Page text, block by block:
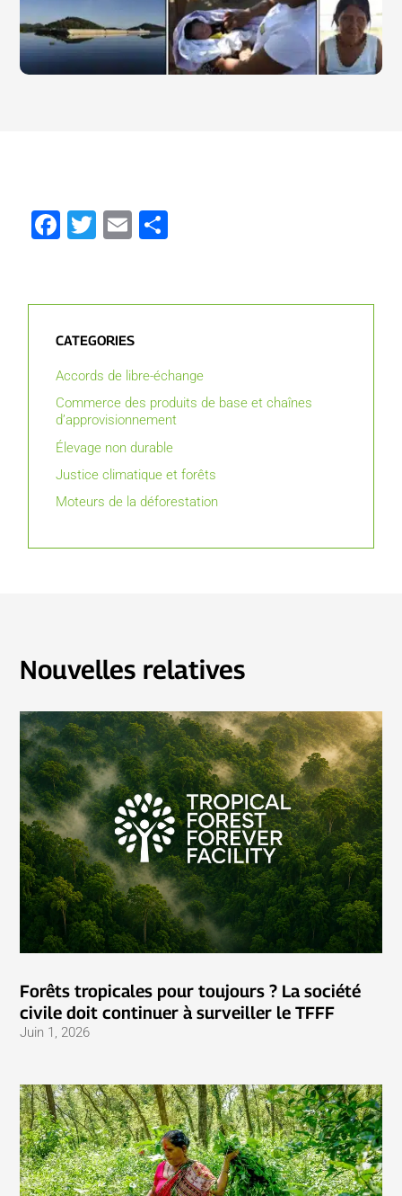
Facebook
Twitter
Email
CATEGORIES
Accords de libre-échange
Commerce des produits de base et chaînes
d’approvisionnement
Élevage non durable
Justice climatique et forêts
Moteurs de la déforestation
Nouvelles relatives
Forêts tropicales pour toujours ? La société
civile doit continuer à surveiller le TFFF
Juin 1, 2026